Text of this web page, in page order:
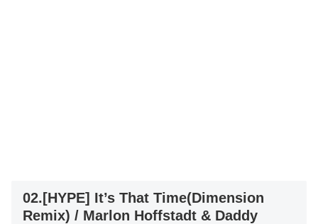
02.[HYPE] It’s That Time(Dimension
Remix) / Marlon Hoffstadt & Daddy